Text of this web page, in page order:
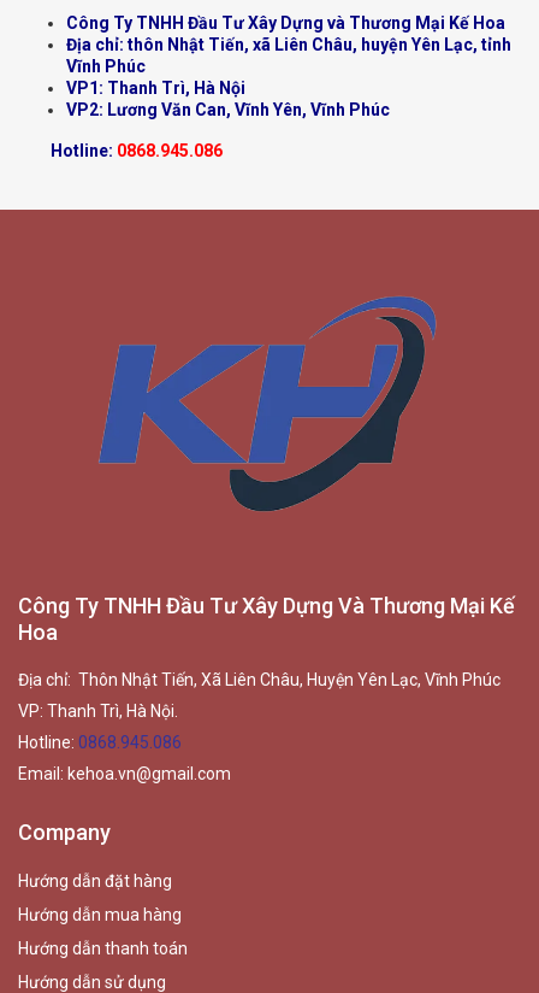
Công Ty TNHH Đầu Tư Xây Dựng và Thương Mại Kế Hoa
Địa chỉ: thôn Nhật Tiến, xã Liên Châu, huyện Yên Lạc, tỉnh
Vĩnh Phúc
VP1: Thanh Trì, Hà Nội
VP2: Lương Văn Can, Vĩnh Yên, Vĩnh Phúc
Hotline: 0868.945.086
Công Ty TNHH Đầu Tư Xây Dựng Và Thương Mại Kế
Hoa
Địa chỉ: Thôn Nhật Tiến, Xã Liên Châu, Huyện Yên Lạc, Vĩnh Phúc
VP: Thanh Trì, Hà Nội.
Hotline: 0868.945.086
Email: kehoa.vn@gmail.com
Company
Hướng dẫn đặt hàng
Hướng dẫn mua hàng
Hướng dẫn thanh toán
Hướng dẫn sử dụng